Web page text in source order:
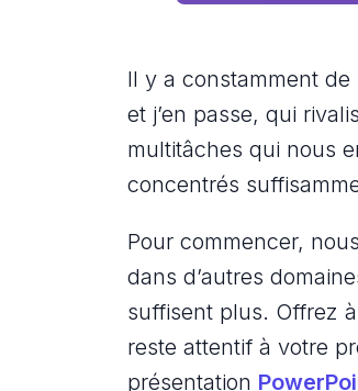
Il y a constamment
et j’en passe, qui
multitâches qui nous
concentrés
Pour commencer,
dans d’autres
suffisent plus. Offrez
reste attentif à votre
présentation